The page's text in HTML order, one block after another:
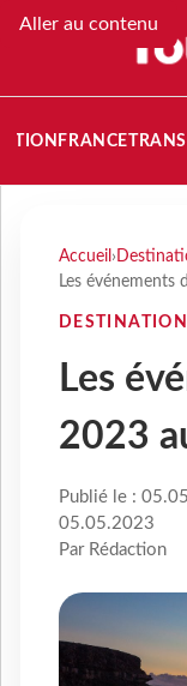
Aller au contenu
FRANCE
Accueil ›
Les événements
DESTINATION
Les
2023
Publié le :
05.05.2023
Par Rédaction